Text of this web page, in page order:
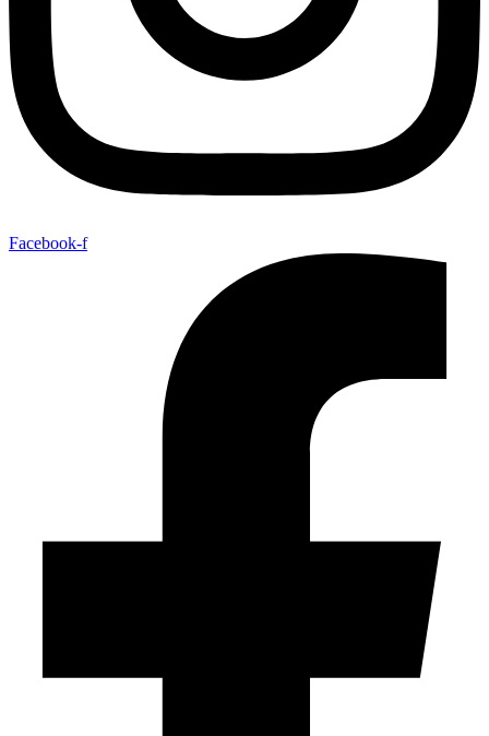
Facebook-f